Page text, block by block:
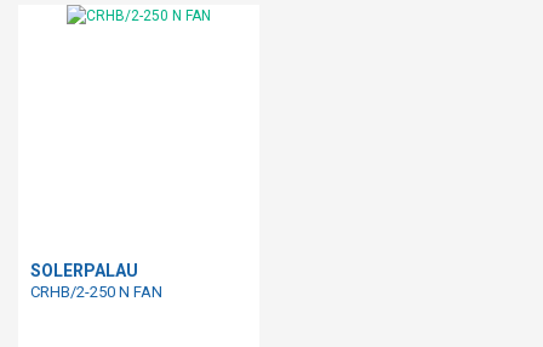
SOLERPALAU
CRHB/2-250 N FAN